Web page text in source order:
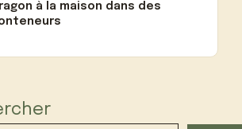
à la maison dans des